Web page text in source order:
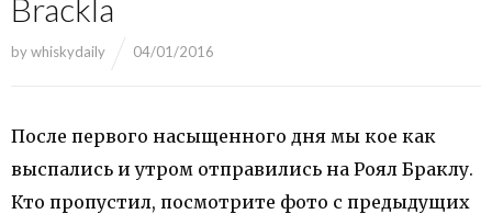
Brackla
bywhiskydaily 04/01/2016
После первого насыщенного дня мы кое как
выспались и утром отправились на Роял Браклу.
Кто пропустил, посмотрите фото с предыдущих